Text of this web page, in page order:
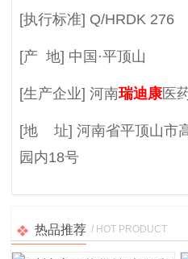
[执行标准] Q/HRDK 276
[产 地] 中国·平顶山
[生产企业] 河南瑞迪康医
[地 址] 河南省平顶山市
园内18号
热品推荐 / HOT PRODUCT